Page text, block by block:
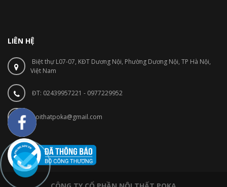
LIÊN HỆ
Biệt thự L07-07, KĐT Dương Nội, Phường Dương Nội, TP Hà Nội,
Việt Nam
ĐT: 02439957221 - 0977229952
noithatpoka@gmail.com